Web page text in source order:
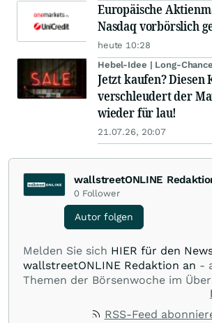
Europäische
Nasdaq vorbörslich
heute 10:28
Hebel-Idee | Long-Chance
Jetzt kaufen? Diesen
verschleudert der
wieder für lau!
21.07.26, 20:07
wallstreetONLINE
0 Follower
Autor folgen
Melden Sie sich HIER für den
wallstreetONLINE Redaktion an -
Themen der Börsenwoche im
Verpassen Sie kein wichtiges
Beiträge auf diesemRSS-Feed